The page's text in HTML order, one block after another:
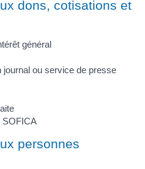
dons, cotisations et
général
journal ou service de presse
SOFICA
personnes